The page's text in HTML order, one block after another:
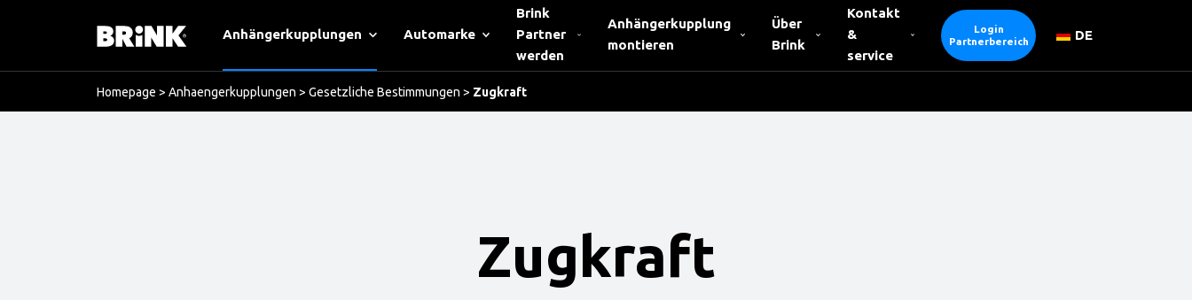
Anhängerkupplungen Automarke
Brink
Partner
werden
Anhängerkupplung
montieren
Über
Brink
Kontakt
&
service
Login
Partnerbereich
DE
Homepage > Anhaengerkupplungen > Gesetzliche Bestimmungen > Zugkraft
Zugkraft